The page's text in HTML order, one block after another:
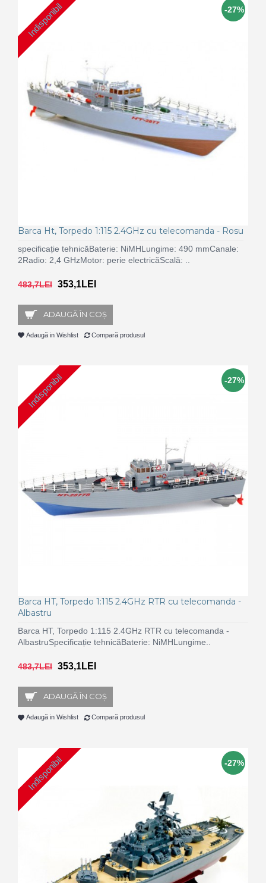
-27%
Indisponibil
Barca Ht, Torpedo 1:115 2.4GHz cu telecomanda - Rosu
specificație tehnicăBaterie: NiMHLungime: 490 mmCanale:
2Radio: 2,4 GHzMotor: perie electricăScală: ..
483,7LEI 353,1LEI
ADAUGĂ ÎN COŞ
Adaugă in Wishlist Compară produsul
-27%
Indisponibil
Barca HT, Torpedo 1:115 2.4GHz RTR cu telecomanda -
Albastru
Barca HT, Torpedo 1:115 2.4GHz RTR cu telecomanda -
AlbastruSpecificație tehnicăBaterie: NiMHLungime..
483,7LEI 353,1LEI
ADAUGĂ ÎN COŞ
Adaugă in Wishlist Compară produsul
-27%
Indisponibil